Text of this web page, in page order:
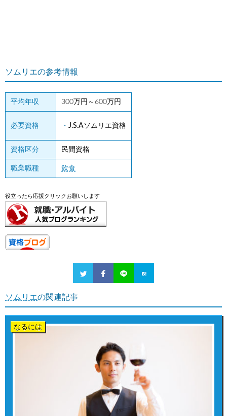
ソムリエの参考情報
平均年収 300万円～600万円
必要資格 J.S.Aソムリエ資格
資格区分 民間資格
職業職種 飲食
役立ったら応援クリックお願いします
ソムリエの関連記事
なるには